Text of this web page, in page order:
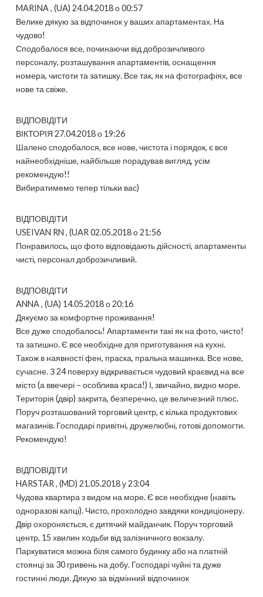
MARINA , (UA) 24.04.2018 о 00:57
Велике дякую за відпочинок у ваших апартаментах. На
чудово!
Сподобалося все, починаючи від доброзичливого
персоналу, розташування апартаментів, оснащення
номера, чистоти та затишку. Все так, як на фотографіях, все
нове та свіже.
ВІДПОВІДІТИ
ВІКТОРІЯ 27.04.2018 о 19:26
Шалено сподобалося, все нове, чистота і порядок, є все
найнеобхідніше, найбільше порадував вигляд, усім
рекомендую!!
Вибиратимемо тепер тільки вас)
ВІДПОВІДІТИ
USEIVAN RN , (UAR 02.05.2018 о 21:56
Понравилось, що фото відповідають дійсності, апартаменты
чисті, персонал доброзичливий.
ВІДПОВІДІТИ
ANNA , (UA) 14.05.2018 о 20:16
Дякуємо за комфортне проживання!
Все дуже сподобалось! Апартаменти такі як на фото, чисто!
та затишно. Є все необхідне для приготування на кухні.
Також в наявності фен, праска, пральна машинка. Все нове,
сучасне. З 24 поверху відкривається чудовий краєвид на все
місто (а ввечері – особлива краса!) І, звичайно, видно море.
Територія (двір) закрита, безперечно, це величезний плюс.
Поруч розташований торговий центр, є кілька продуктових
магазинів. Господарі привітні, дружелюбні, готові допомогти.
Рекомендую!
ВІДПОВІДІТИ
HARSTAR , (MD) 21.05.2018 у 23:04
Чудова квартира з видом на море. Є все необхідне (навіть
одноразові капці). Чисто, прохолодно завдяки кондиціонеру.
Двір охороняється, є дитячий майданчик. Поруч торговий
центр, 15 хвилин ходьби від залізничного вокзалу.
Паркуватися можна біля самого будинку або на платній
стоянці за 30 гривень на добу. Господарі чуйні та дуже
гостинні люди. Дякую за відмінний відпочинок